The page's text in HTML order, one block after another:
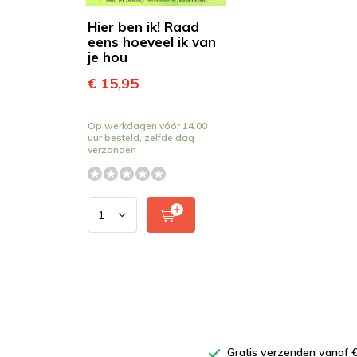
Hier ben ik! Raad
eens hoeveel ik van
je hou
€ 15,95
Op werkdagen vóór 14.00
uur besteld, zelfde dag
verzonden
Gratis verzenden vanaf